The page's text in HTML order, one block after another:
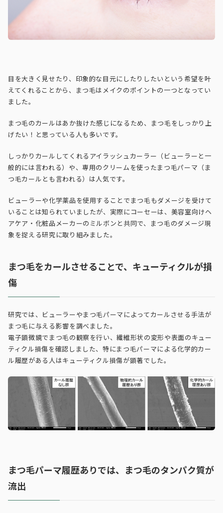
目を大きく見せたり、印象的な目元にしたりしたいという希望を叶
えてくれることから、まつ毛はメイクのポイントの一つとなってい
ました。
まつ毛のカールはあか抜けた感じになるため、まつ毛をしっかり上
げたい！と思っている人も多いです。
しっかりカールしてくれるアイラッシュカーラー（ビューラーと一
般的には言われる）や、専用のクリームを使ったまつ毛パーマ（ま
つ毛カールとも言われる）は人気です。
ビューラーや化学薬品を使用することでまつ毛もダメージを受けて
いることは知られていましたが、実際にコーセーは、美容室向けヘ
アケア・化粧品メーカーのミルボンと共同で、まつ毛のダメージ現
象を捉える研究に取り組みました。
まつ毛をカールさせることで、キューティクルが損
傷
研究では、ビューラーやまつ毛パーマによってカールさせる手法が
まつ毛に与える影響を調べました。
電子顕微鏡でまつ毛の観察を行い、繊維形状の変形や表面のキュー
ティクル損傷を確認しました、特にまつ毛パーマによる化学的カー
ル履歴がある人はキューティクル損傷が顕著でした。
まつ毛パーマ履歴ありでは、まつ毛のタンパク質が
流出